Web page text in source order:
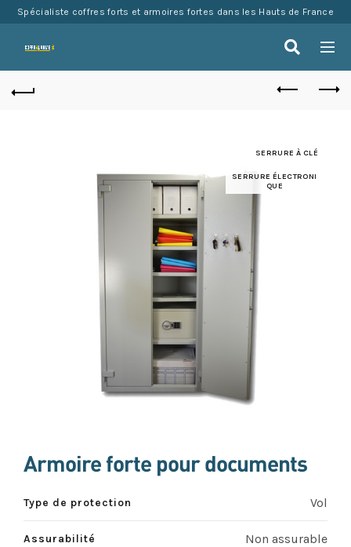
Spécialiste coffres forts et armoires fortes dans les Hauts de France
SERRURE À CLÉ
SERRURE ÉLECTRONI
QUE
Armoire forte pour documents
Type de protection Vol
Assurabilité Non assurable